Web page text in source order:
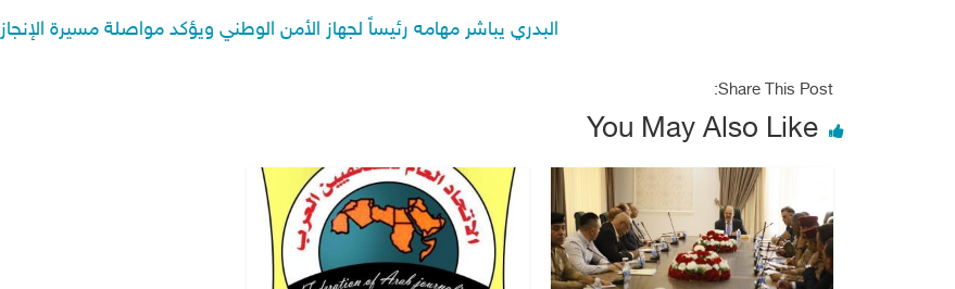
البدري يباشر مهامه رئيساً لجهاز الأمن الوطني ويؤكد مواصلة مسيرة الإنجاز
Share This Post:
You May Also Like